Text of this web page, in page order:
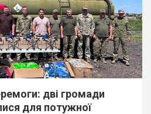
дві громади
для потужної